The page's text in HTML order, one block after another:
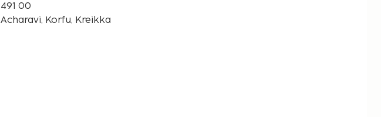
491 00
Acharavi, Korfu, Kreikka